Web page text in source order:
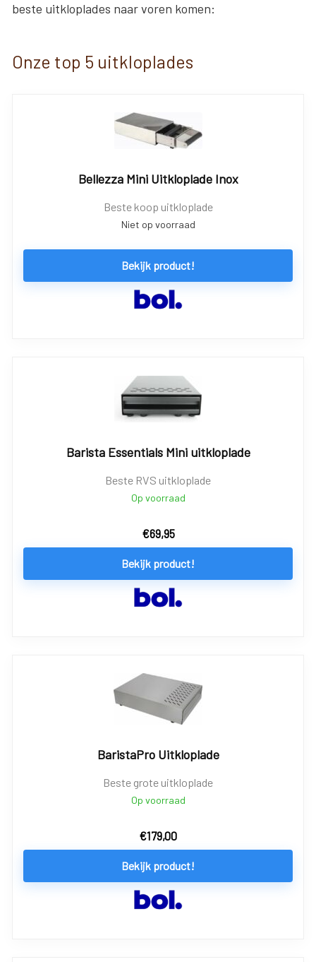
beste uitkloplades naar voren komen:
Onze top 5 uitkloplades
Bellezza Mini Uitkloplade Inox
Beste koop uitkloplade
Niet op voorraad
Bekijk product!
Barista Essentials Mini uitkloplade
Beste RVS uitkloplade
Op voorraad
€69,95
Bekijk product!
BaristaPro Uitkloplade
Beste grote uitkloplade
Op voorraad
€179,00
Bekijk product!